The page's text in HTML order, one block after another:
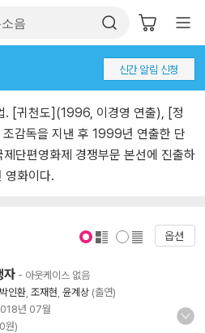
신간 알림 신청
. [귀천도](1996, 이경영 연출), [정
감독을 지낸 후 1999년 연출한 단
단편영화제 경쟁부문 본선에 진출하
영화이다.
옵션
자 - 아웃케이스 없음
박인환 조재현 윤계상 (출연)
년 07월
원)